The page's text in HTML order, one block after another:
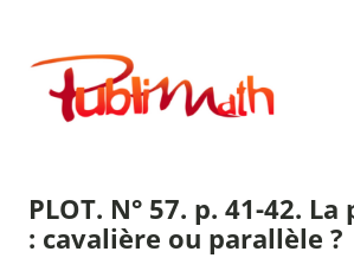
contenu
Publimath
PLOT. N° 57. p. 41-42.
: cavalière ou parallèle ?